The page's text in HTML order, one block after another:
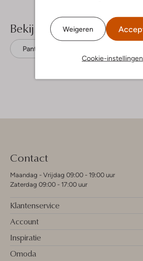
Weigeren
Cookie-instellingen
Bekijk meer
Pantoffels
Contact
Maandag - Vrijdag 09:00 - 19:00 uur
Zaterdag 09:00 - 17:00 uur
Klantenservice
Account
Inspiratie
Omoda